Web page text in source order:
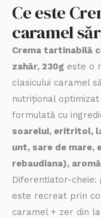
Ce este
caramel
Crema tartinabilă
zahăr, 230g este o
clasicului caramel
nutrițional
formulată cu
soarelui, eritritol,
unt, sare de mare,
rebaudiana),
Diferentiator-
este recreat prin
caramel + zer din